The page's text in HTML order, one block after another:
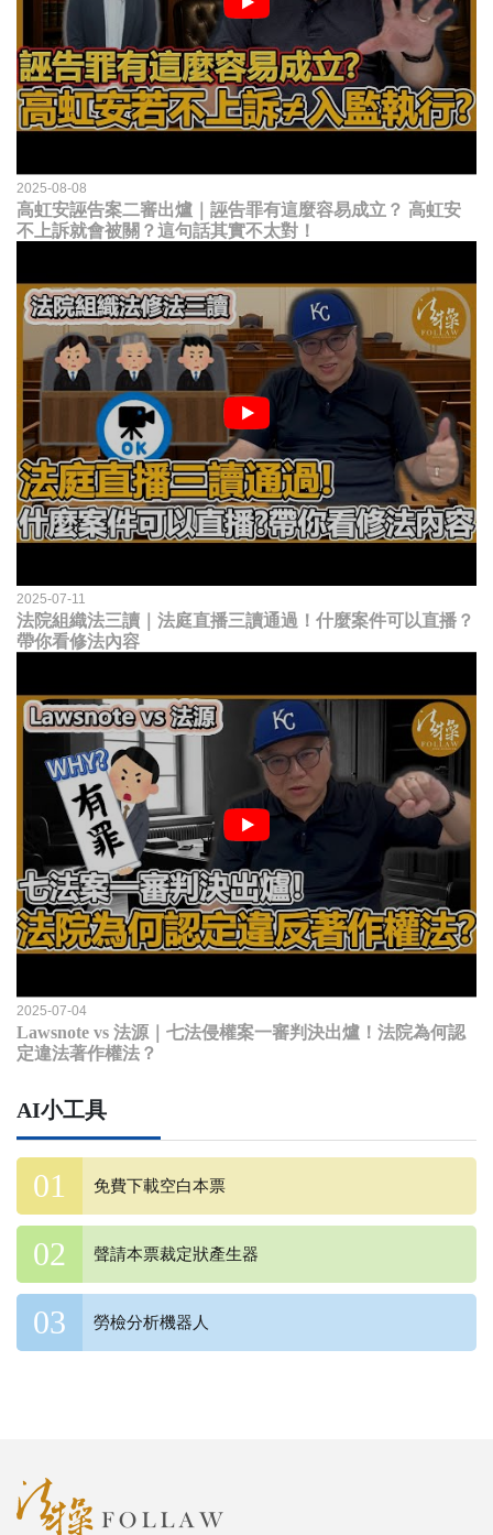
2025-08-08
高虹安誣告案二審出爐｜誣告罪有這麼容易成立？ 高虹安
不上訴就會被關？這句話其實不太對！
2025-07-11
法院組織法三讀｜法庭直播三讀通過！什麼案件可以直播？
帶你看修法內容
2025-07-04
Lawsnote vs 法源｜七法侵權案一審判決出爐！法院為何認
定違法著作權法？
AI小工具
免費下載空白本票
聲請本票裁定狀產生器
勞檢分析機器人